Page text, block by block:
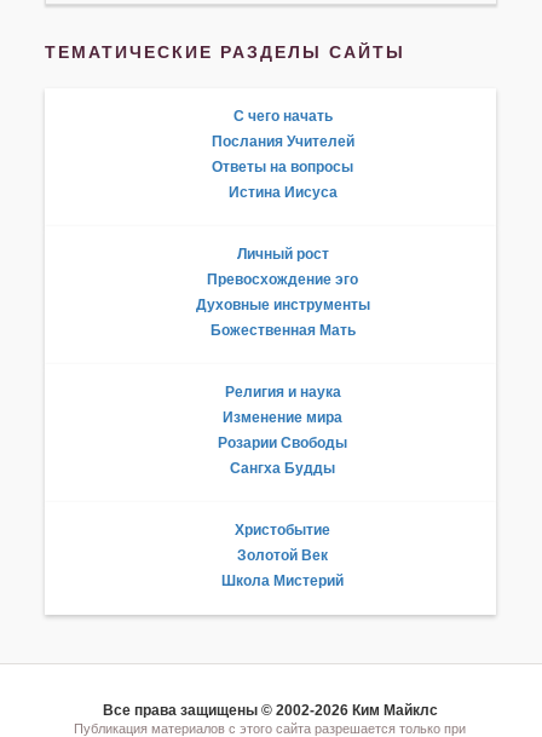
ТЕМАТИЧЕСКИЕ РАЗДЕЛЫ САЙТЫ
С чего начать
Послания Учителей
Ответы на вопросы
Истина Иисуса
Личный рост
Превосхождение эго
Духовные инструменты
Божественная Мать
Религия и наука
Изменение мира
Розарии Свободы
Сангха Будды
Христобытие
Золотой Век
Школа Мистерий
Все права защищены © 2002-2026 Ким Майклс
Публикация материалов с этого сайта разрешается только при